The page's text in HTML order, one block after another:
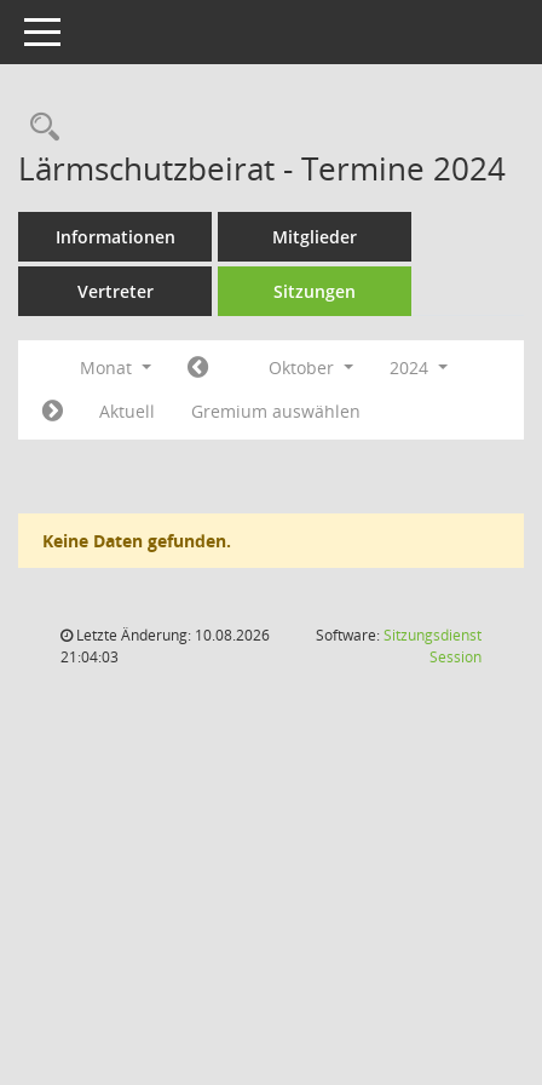
Toggle navigation
Rechercheauswahl
Lärmschutzbeirat - Termine 2024
Informationen Mitglieder
Vertreter Sitzungen
Monat Oktober
2024
Aktuell
Gremium auswählen
Keine Daten gefunden.
Letzte Änderung: 10.08.2026
21:04:03
Software:Sitzungsdienst
Session(Wird in